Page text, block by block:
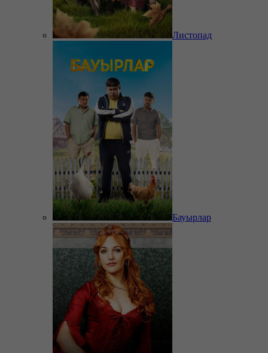
Листопад
Бауырлар